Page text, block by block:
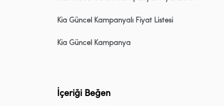
Kia Güncel Kampanyalı Fiyat Listesi
Kia Güncel Kampanya
İçeriği Beğen